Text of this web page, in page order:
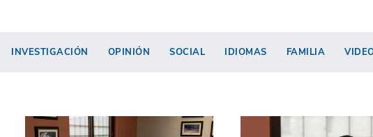
INVESTIGACIÓN OPINIÓN SOCIAL IDIOMAS FAMILIA